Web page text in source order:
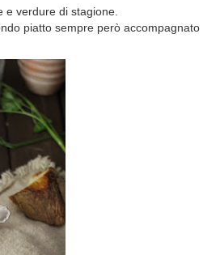
e verdure di stagione.
piatto sempre però accompagnato